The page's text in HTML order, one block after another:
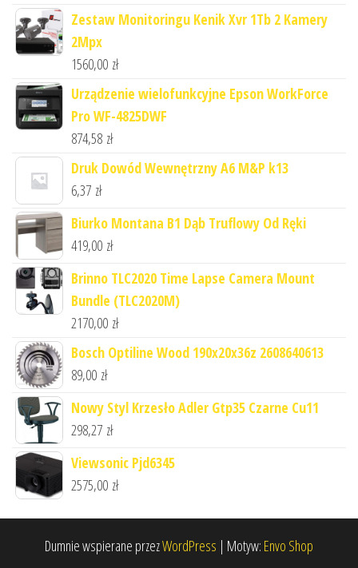
Zestaw Monitoringu Kenik Xvr 1Tb 2 Kamery
2Mpx
1560,00 zł
Urządzenie wielofunkcyjne Epson WorkForce
Pro WF-4825DWF
874,58 zł
Druk Dowód Wewnętrzny A6 M&P k13
6,37 zł
Biurko Montana B1 Dąb Truflowy Od Ręki
419,00 zł
Brinno TLC2020 Time Lapse Camera Mount
Bundle (TLC2020M)
2170,00 zł
Bosch Optiline Wood 190x20x36z 2608640613
89,00 zł
Nowy Styl Krzesło Adler Gtp35 Czarne Cu11
298,27 zł
Viewsonic Pjd6345
2575,00 zł
Dumnie wspierane przezWordPress | Motyw: Envo Shop